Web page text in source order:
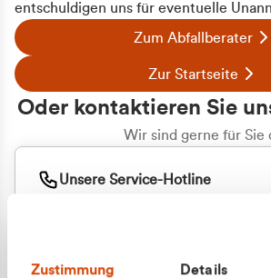
Zustimmung Details
entschuldigen uns für eventuelle
Zum Abfallberater
Zur Startseite
Oder kontaktieren Sie
Wir sind gerne für Sie
Unsere Service-Hotline
+49 177 8376058